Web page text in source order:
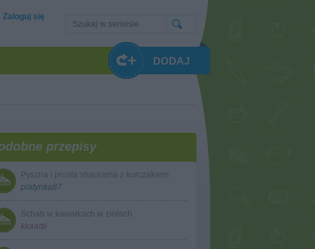
Zaloguj się
DODAJ
przepisy
Pyszna i prosta shaorama z kurczakiem
platynka87
Schab w kawałkach w ziołach
kkaattii